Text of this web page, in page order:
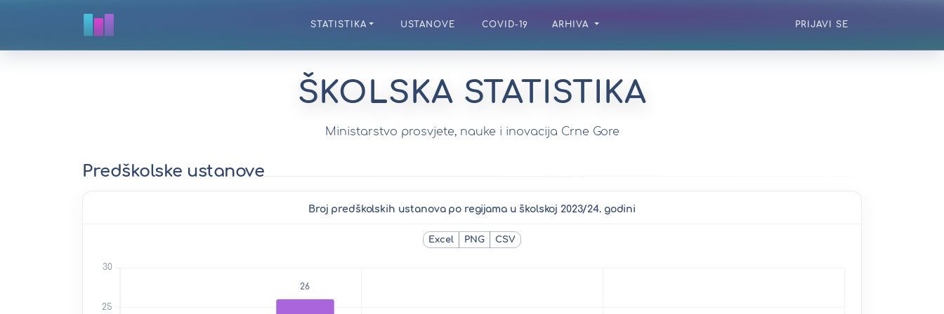
STATISTIKA USTANOVE COVID-19 ARHIVA PRIJAVI SE
ŠKOLSKA STATISTIKA
Ministarstvo prosvjete, nauke i inovacija Crne Gore
Predškolske ustanove
Broj predškolskih ustanova po regijama u školskoj 2023/24. godini
Excel PNG CSV